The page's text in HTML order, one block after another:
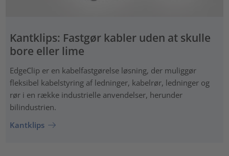
Kantklips: Fastgør kabler uden at skulle
bore eller lime
EdgeClip er en kabelfastgørelse løsning, der muliggør
fleksibel kabelstyring af ledninger, kabelrør, ledninger og
rør i en række industrielle anvendelser, herunder
bilindustrien.
Kantklips